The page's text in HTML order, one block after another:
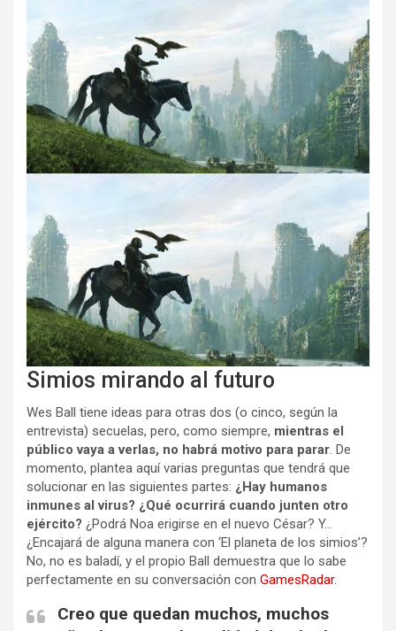
Simios mirando al futuro
Wes Ball tiene ideas para otras dos (o cinco, según la
entrevista) secuelas, pero, como siempre, mientras el
público vaya a verlas, no habrá motivo para parar. De
momento, plantea aquí varias preguntas que tendrá que
solucionar en las siguientes partes: ¿Hay humanos
inmunes al virus? ¿Qué ocurrirá cuando junten otro
ejército? ¿Podrá Noa erigirse en el nuevo César? Y…
¿Encajará de alguna manera con ‘El planeta de los simios’?
No, no es baladí, y el propio Ball demuestra que lo sabe
perfectamente en su conversación con GamesRadar.
Creo que quedan muchos, muchos